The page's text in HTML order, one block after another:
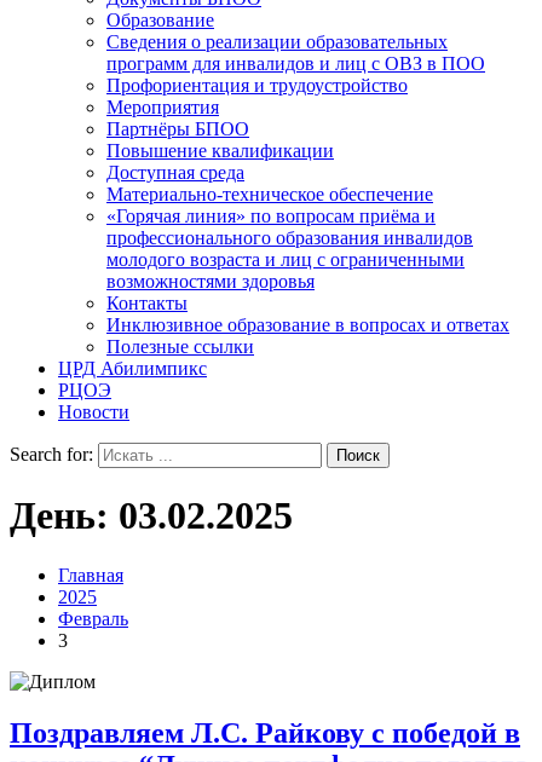
Образование
Сведения о реализации образовательных
программ для инвалидов и лиц с ОВЗ в ПОО
Профориентация и трудоустройство
Мероприятия
Партнёры БПОО
Повышение квалификации
Доступная среда
Материально-техническое обеспечение
«Горячая линия» по вопросам приёма и
профессионального образования инвалидов
молодого возраста и лиц с ограниченными
возможностями здоровья
Контакты
Инклюзивное образование в вопросах и ответах
Полезные ссылки
ЦРД Абилимпикс
РЦОЭ
Новости
Search for:
День: 03.02.2025
Главная
2025
Февраль
3
Поздравляем Л.С. Райкову с победой в